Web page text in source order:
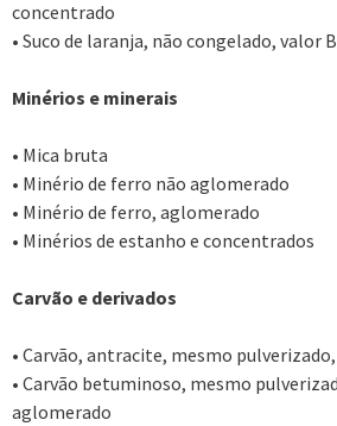
concentrado
• Suco de laranja, não congelado, valor
Minérios e minerais
• Mica bruta
• Minério de ferro não aglomerado
• Minério de ferro, aglomerado
• Minérios de estanho e concentrados
Carvão e derivados
• Carvão, antracite, mesmo
• Carvão betuminoso, mesmo
aglomerado